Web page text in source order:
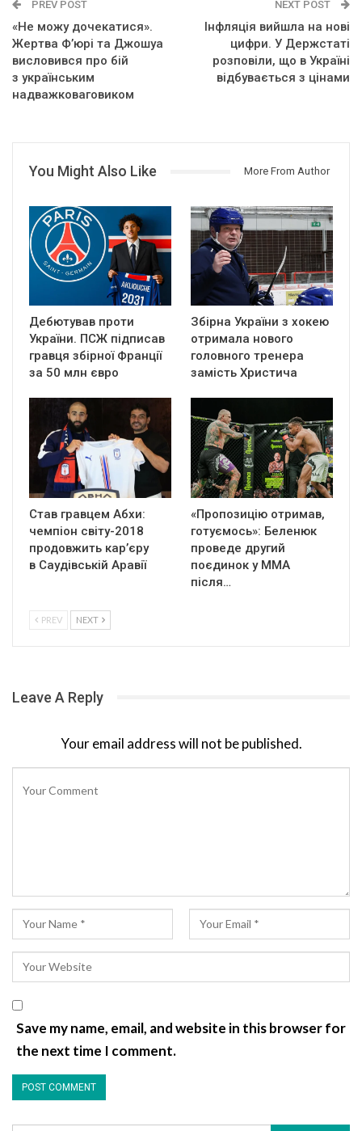
PREV POST
«Не можу дочекатися».
Жертва Ф’юрі та Джошуа
висловився про бій
з українським
надважковаговиком
NEXT POST
Інфляція вийшла на нові
цифри. У Держстаті
розповіли, що в Україні
відбувається з цінами
You Might Also Like More From Author
Дебютував проти
України. ПСЖ підписав
гравця збірної Франції
за 50 млн євро
Збірна України з хокею
отримала нового
головного тренера
замість Христича
Став гравцем Абхи:
чемпіон світу-2018
продовжить кар’єру
в Саудівській Аравії
«Пропозицію отримав,
готуємось»: Беленюк
проведе другий
поєдинок у ММА
після…
PREV NEXT
Leave A Reply
Your email address will not be published.
Save my name, email, and website in this browser for
the next time I comment.